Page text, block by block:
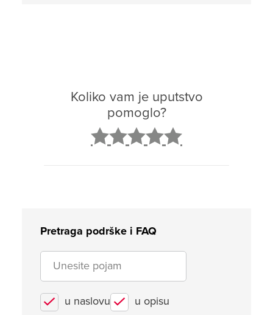
Koliko vam je uputstvo
pomoglo?
Pretraga podrške i FAQ
u naslovu u opisu